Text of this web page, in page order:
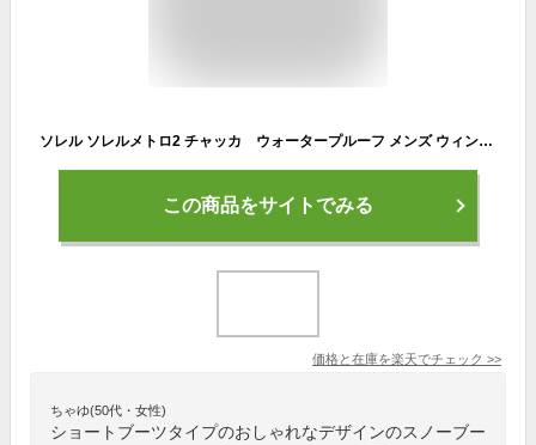
ソレル ソレルメトロ2 チャッカ ウォータープルーフ メンズ ウィンター スノーブーツ 防水 NM5103 SOREL 2025-26
この商品をサイトでみる
価格と在庫を楽天でチェック >>
ちゃゆ(50代・女性)
ショートブーツタイプのおしゃれなデザインのスノーブー